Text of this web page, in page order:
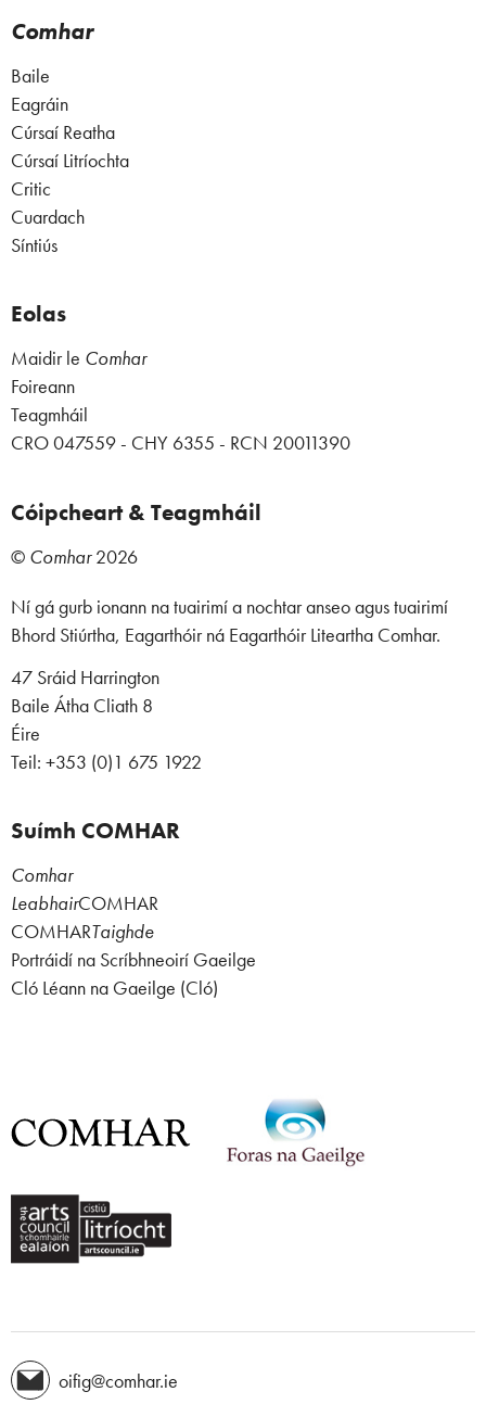
Comhar
Baile
Eagráin
Cúrsaí Reatha
Cúrsaí Litríochta
Critic
Cuardach
Síntiús
Eolas
Maidir le Comhar
Foireann
Teagmháil
CRO 047559 - CHY 6355 - RCN 20011390
Cóipcheart & Teagmháil
© Comhar2026
Ní gá gurb ionann na tuairimí a nochtar anseo agus tuairimí
Bhord Stiúrtha, Eagarthóir ná Eagarthóir Liteartha Comhar.
47 Sráid Harrington
Baile Átha Cliath 8
Éire
Teil: +353 (0)1 675 1922
Suímh COMHAR
Comhar
LeabhairCOMHAR
COMHARTaighde
Portráidí na Scríbhneoirí Gaeilge
Cló Léann na Gaeilge (Cló)
oifig@comhar.ie